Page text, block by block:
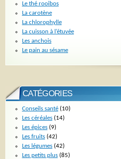
Le thé rooibos
La carotène
La chlorophylle
La cuisson à l’étuvée
Les anchois
Le pain au sésame
CATÉGORIES
Conseils santé(10)
Les céréales(14)
Les épices(9)
Les fruits(42)
Les légumes(42)
Les petits plus(85)